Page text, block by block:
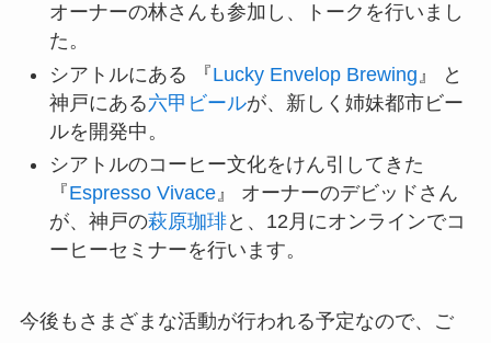
オーナーの林さんも参加し、トークを行いまし
た。
シアトルにある 『Lucky Envelop Brewing 』 と
神戸にある六甲ビールが、新しく姉妹都市ビー
ルを開発中。
シアトルのコーヒー文化をけん引してきた
『Espresso Vivace』 オーナーのデビッドさん
が、神戸の萩原珈琲と、12月にオンラインでコ
ーヒーセミナーを行います。
今後もさまざまな活動が行われる予定なので、ご